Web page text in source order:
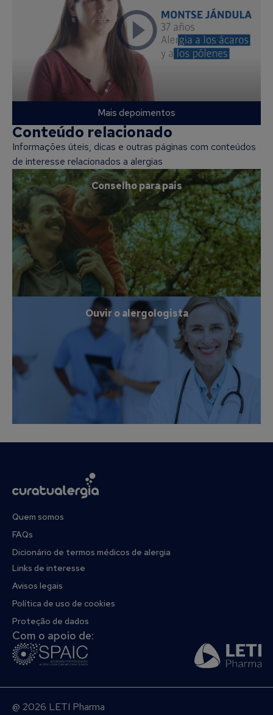
Mais depoimentos
Conteúdo relacionado
Informações úteis, dicas e outras páginas com conteúdos
de interesse relacionados a alergias
Conselho para pais
Ouvir o alergologista
Quem somos
FAQs
Dicionário de termos médicos de alergia
Links de interesse
Avisos legais
Política de uso de cookies
Proteção de dados
Com o apoio de:
@ 2026 LETI Pharma